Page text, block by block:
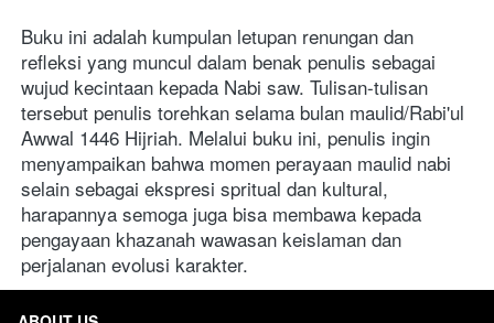
Buku ini adalah kumpulan letupan renungan dan
refleksi yang muncul dalam benak penulis sebagai
wujud kecintaan kepada Nabi saw. Tulisan-tulisan
tersebut penulis torehkan selama bulan maulid/Rabi'ul
Awwal 1446 Hijriah. Melalui buku ini, penulis ingin
menyampaikan bahwa momen perayaan maulid nabi
selain sebagai ekspresi spritual dan kultural,
harapannya semoga juga bisa membawa kepada
pengayaan khazanah wawasan keislaman dan
perjalanan evolusi karakter.